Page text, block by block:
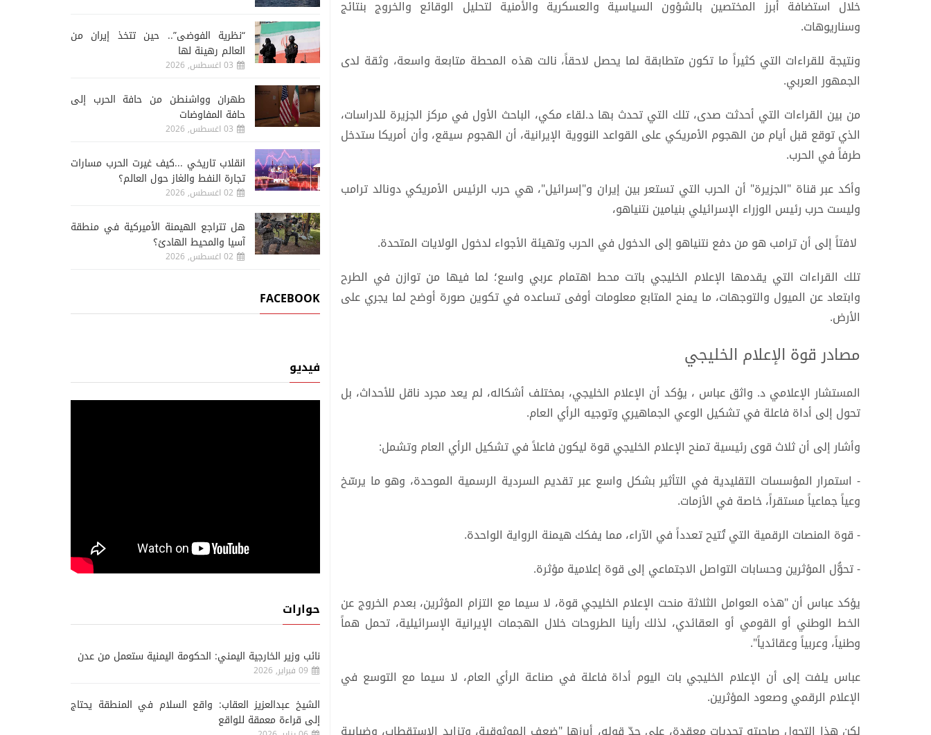
خلال استضافة أبرز المختصين بالشؤون السياسية والعسكرية والأمنية لتحليل الوقائع والخروج بنتائج
وسناريوهات.
ونتيجة للقراءات التي كثيراً ما تكون متطابقة لما يحصل لاحقاً، نالت هذه المحطة متابعة واسعة، وثقة لدى
الجمهور العربي.
من بين القراءات التي أحدثت صدى، تلك التي تحدث بها د.لقاء مكي، الباحث الأول في مركز الجزيرة للدراسات،
الذي توقع قبل أيام من الهجوم الأمريكي على القواعد النووية الإيرانية، أن الهجوم سيقع، وأن أمريكا ستدخل
طرفاً في الحرب.
وأكد عبر قناة "الجزيرة" أن الحرب التي تستعر بين إيران و"إسرائيل"، هي حرب الرئيس الأمريكي دونالد ترامب
وليست حرب رئيس الوزراء الإسرائيلي بنيامين نتنياهو،
لافتاً إلى أن ترامب هو من دفع نتنياهو إلى الدخول في الحرب وتهيئة الأجواء لدخول الولايات المتحدة.
تلك القراءات التي يقدمها الإعلام الخليجي باتت محط اهتمام عربي واسع؛ لما فيها من توازن في الطرح
وابتعاد عن الميول والتوجهات، ما يمنح المتابع معلومات أوفى تساعده في تكوين صورة أوضح لما يجري على
الأرض.
مصادر قوة الإعلام الخليجي
المستشار الإعلامي د. واثق عباس ، يؤكد أن الإعلام الخليجي، بمختلف أشكاله، لم يعد مجرد ناقل للأحداث، بل
تحول إلى أداة فاعلة في تشكيل الوعي الجماهيري وتوجيه الرأي العام.
وأشار إلى أن ثلاث قوى رئيسية تمنح الإعلام الخليجي قوة ليكون فاعلاً في تشكيل الرأي العام وتشمل:
- استمرار المؤسسات التقليدية في التأثير بشكل واسع عبر تقديم السردية الرسمية الموحدة، وهو ما يرسّخ
وعياً جماعياً مستقراً، خاصة في الأزمات.
- قوة المنصات الرقمية التي تُتيح تعدداً في الآراء، مما يفكك هيمنة الرواية الواحدة.
- تحوُّل المؤثرين وحسابات التواصل الاجتماعي إلى قوة إعلامية مؤثرة.
يؤكد عباس أن "هذه العوامل الثلاثة منحت الإعلام الخليجي قوة، لا سيما مع التزام المؤثرين، بعدم الخروج عن
الخط الوطني أو القومي أو العقائدي، لذلك رأينا الطروحات خلال الهجمات الإيرانية الإسرائيلية، تحمل هماً
وطنياً، وعربياً وعقائدياً".
عباس يلفت إلى أن الإعلام الخليجي بات اليوم أداة فاعلة في صناعة الرأي العام، لا سيما مع التوسع في
الإعلام الرقمي وصعود المؤثرين.
“نظرية الفوضى”.. حين تتخذ إيران من
العالم رهينة لها
03 اغسطس, 2026
طهران وواشنطن من حافة الحرب إلى
حافة المفاوضات
03 اغسطس, 2026
انقلاب تاريخي ...كيف غيرت الحرب مسارات
تجارة النفط والغاز حول العالم؟
02 اغسطس, 2026
هل تتراجع الهيمنة الأميركية في منطقة
آسيا والمحيط الهادئ؟
02 اغسطس, 2026
FACEBOOK
فيديو
حوارات
نائب وزير الخارجية اليمني: الحكومة اليمنية ستعمل من عدن
09 فبراير, 2026
الشيخ عبدالعزيز العقاب: واقع السلام في المنطقة يحتاج
إلى قراءة معمقة للواقع